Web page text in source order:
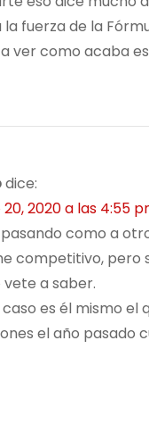
fuerza de la
ver como acaba
dice:
2020 a las 4:55
como a
competitivo, pero
vete a saber.
es él mismo el
el año pasado